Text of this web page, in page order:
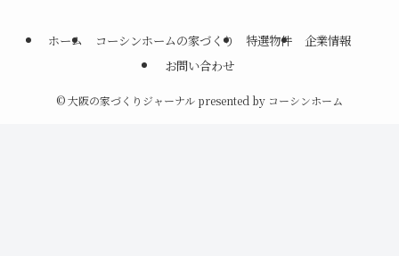
ホーム コーシンホームの家づくり 特選物件
企業情報
お問い合わせ
©大阪の家づくりジャーナル presented by コーシンホーム